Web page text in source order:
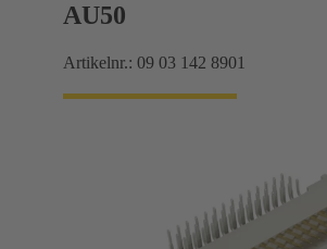
AU50
Artikelnr.: 09 03 142 8901